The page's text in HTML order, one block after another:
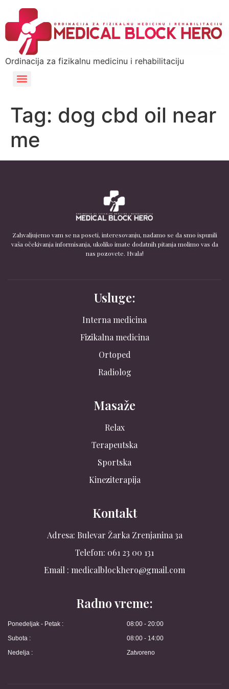
Ordinacija za fizikalnu medicinu i rehabilitaciju
Tag: dog cbd oil near
me
Zahvaljujemo vam se na poseti, interesovanju, nadamo se da smo ispunili
vaša očekivanja informisanja, ukoliko imate dodatnih pitanja molimo vas da
nas pozovete. Hvala!
Usluge:
Interna medicina
Fizikalna medicina
Ortoped
Radiolog
Masaže
Relax
Terapeutska
Sportska
Kineziterapija
Kontakt
Adresa: Bulevar Žarka Zrenjanina 3a
Telefon: 061 23 00 131
Email : medicalblockhero@gmail.com
Radno vreme:
Ponedeljak - Petak :
Subota :
Nedelja :
08:00 - 20:00
08:00 - 14:00
Zatvoreno